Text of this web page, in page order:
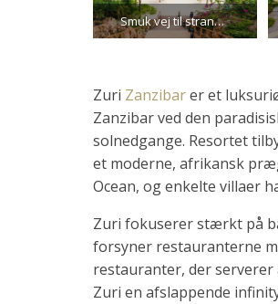
Smuk vej til stranden ved Zuri
Zuri Zanzibarer et
Zanzibar ved den
solnedgange. Resortet
et moderne, afrikansk
Ocean, og enkelte villaer
Zuri fokuserer stærkt på
forsyner restauranterne
restauranter, der
Zuri en afslappende